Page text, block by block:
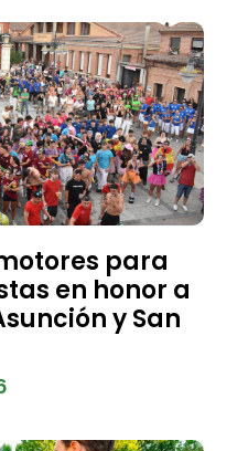
para
en honor a
y San